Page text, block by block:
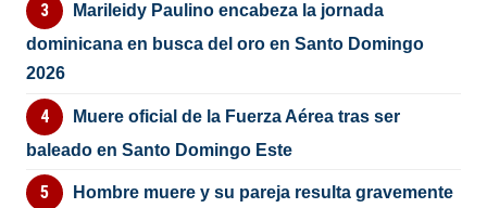
Marileidy Paulino encabeza la jornada
dominicana en busca del oro en Santo Domingo
2026
Muere oficial de la Fuerza Aérea tras ser
baleado en Santo Domingo Este
Hombre muere y su pareja resulta gravemente